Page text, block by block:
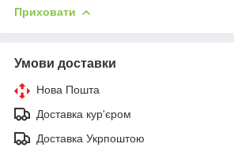
Приховати
Умови доставки
Нова Пошта
Доставка кур'єром
Доставка Укрпоштою